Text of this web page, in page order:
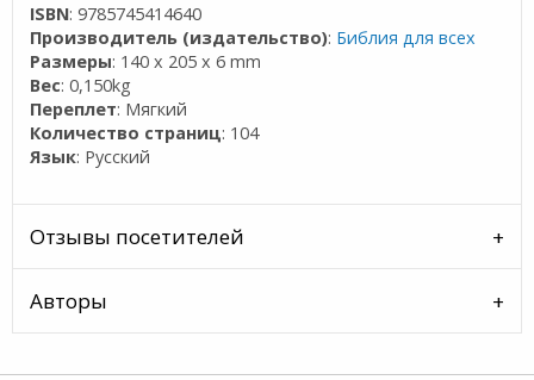
ISBN: 9785745414640
Производитель (издательство): Библия для всех
Размеры: 140 x 205 x 6 mm
Вес: 0,150kg
Переплет: Мягкий
Количество страниц: 104
Язык: Русский
Отзывы посетителей
Авторы